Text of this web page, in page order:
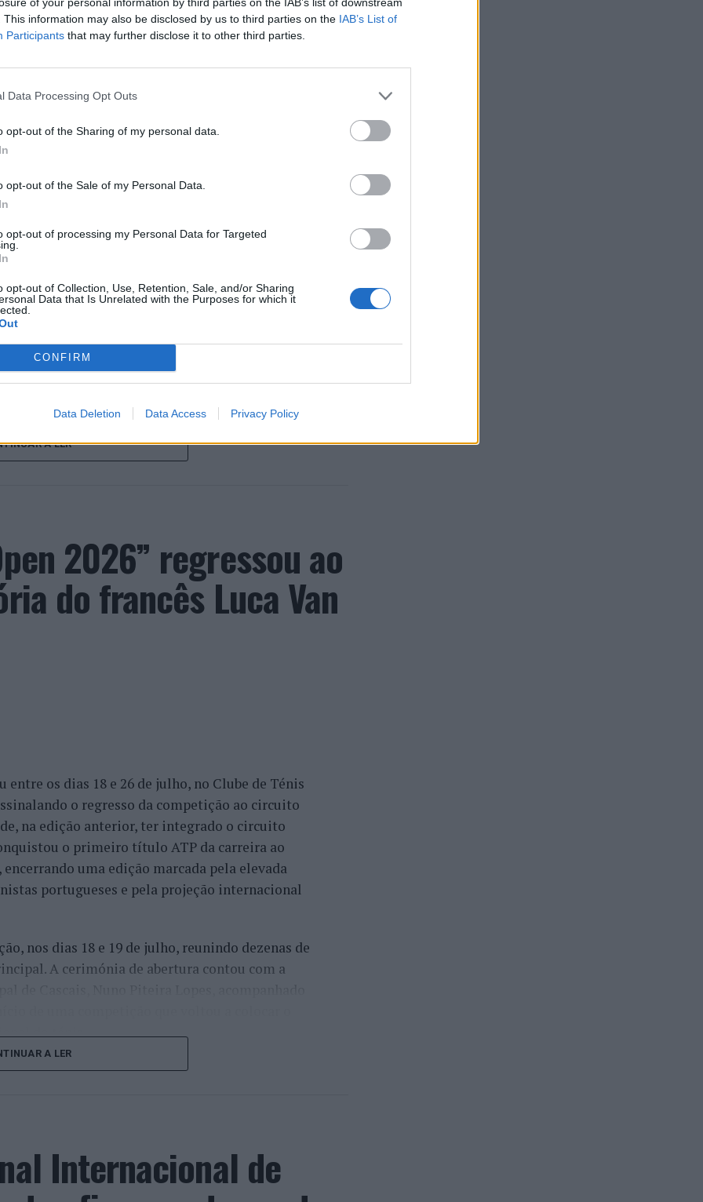
This information may also be disclosed by us to third parties on the IAB’s List of
Participants that may further disclose it to other third parties.
Data Processing Opt Outs
opt-out of the Sharing of my personal data.
opt-out of the Sale of my Personal Data.
opt-out of processing my Personal Data for Targeted
opt-out of Collection, Use, Retention, Sale, and/or Sharing
Data that Is Unrelated with the Purposes for which it
CONFIRM
Data Deletion Data Access Privacy Policy
de Abreu Agrela Rodrigues, a cultura digital
que favoreceram a evolução humana, como a
redução pode ocorrer antes que qualquer
evoluiu em um ambiente de escassez de
excesso de informações e mudanças
impõe uma carga elevada ao córtex pré-
executivo.
também estimulam continuamente o sistema
permanecem ativas na memória e
o stress prolongado pode elevar os níveis de
A adaptação observada, afirma, ocorre por
de reflexão profunda em um contexto marcado
evolução tecnológica. O potencial cognitivo
depende de como o cérebro é exercitado no
A LER
2026” regressou ao
do francês Luca Van
os dias 18 e 26 de julho, no Clube de Ténis
o regresso da competição ao circuito
de, na edição anterior, ter integrado o circuito
o primeiro título ATP da carreira ao
uma edição marcada pela elevada
portugueses e pela projeção internacional
nos dias 18 e 19 de julho, reunindo dezenas de
A cerimónia de abertura contou com a
do ténis.
como Casper Ruud (Noruega), Alejandro
Tabilo e pelo belga Alexander Blockx.
foi também o regresso do suíço Stan
de despedida do antigo vencedor de três
A LER
Internacional de